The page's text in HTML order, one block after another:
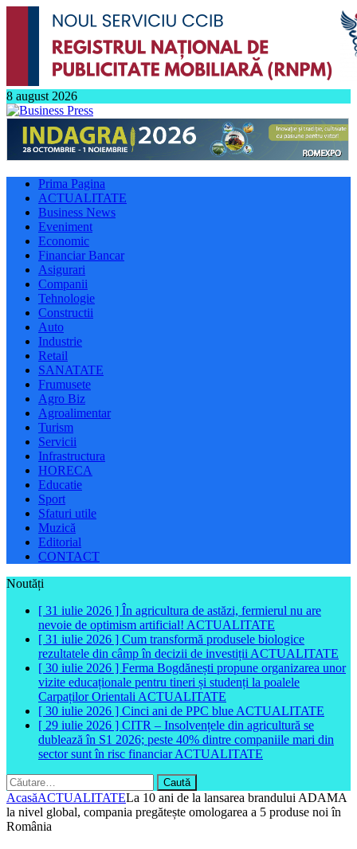
8 august 2026
Prima Pagina
ACTUALITATE
Business News
Eveniment
Economic
Financiar Bancar
Asigurari
Companii
Tehnologie
Constructii
Auto
Industrie
Retail
SANATATE
Frumusete
Agro Biz
Agroalimentar
Turism
Servicii
Infrastructura
HORECA
Educatie
Sport
Sfaturi utile
Muzică
Editorial
CONTACT
Noutăți
[ 31 iulie 2026 ] În agricultura de astăzi, fermierul nu are
nevoie de optimism artificial! ACTUALITATE
[ 31 iulie 2026 ] Cum transformă produsele biologice
rezultatele din câmp în decizii de investiții ACTUALITATE
[ 30 iulie 2026 ] Ferma Bogdănești propune organizarea unor
vizite educaționale pentru tineri și studenți la poalele
Carpaților Orientali ACTUALITATE
[ 30 iulie 2026 ] Cinci ani de PPC blue ACTUALITATE
[ 29 iulie 2026 ] CITR – Insolvențele din agricultură se
dublează în S1 2026; peste 40% dintre companiile mari din
sector sunt în risc financiarACTUALITATE
Caută
după:
AcasăACTUALITATELa 10 ani de la lansarea brandului ADAMA
la nivel global, compania pregătește omologarea a 5 produse noi în
România